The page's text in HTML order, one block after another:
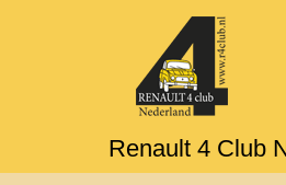
Renault 4 Club